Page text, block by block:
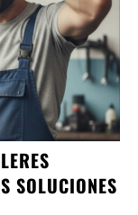
SOLUCIONES